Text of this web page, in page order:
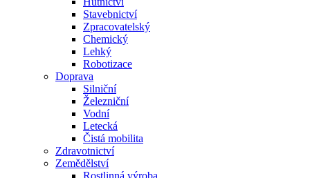
Stavebnictví
Zpracovatelský
Chemický
Lehký
Robotizace
Doprava
Silniční
Železniční
Vodní
Letecká
Čistá mobilita
Zdravotnictví
Zemědělství
Rostlinná výroba